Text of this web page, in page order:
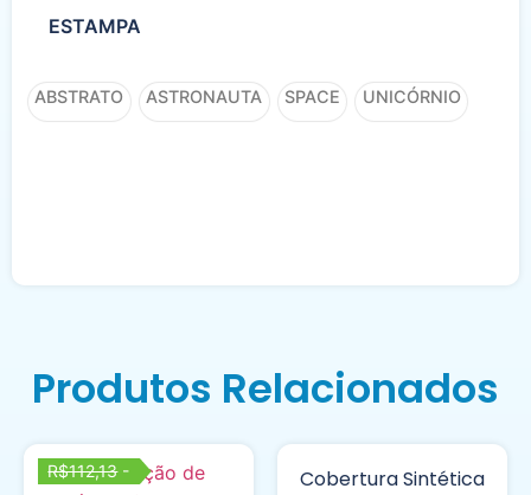
ESTAMPA
ABSTRATO ASTRONAUTA SPACE UNICÓRNIO
Produtos Relacionados
R$112,13- Cobertura Sintética